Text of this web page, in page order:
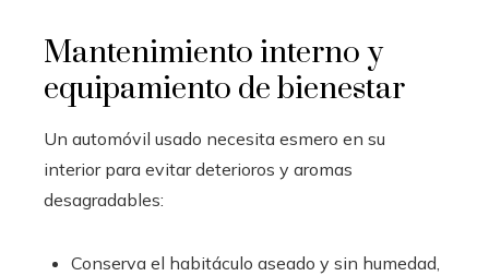
Mantenimiento interno y
equipamiento de bienestar
Un automóvil usado necesita esmero en su
interior para evitar deterioros y aromas
desagradables:
Conserva el habitáculo aseado y sin humedad,